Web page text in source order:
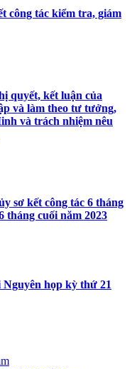
công tác kiểm tra, giám
quyết, kết luận của
và làm theo tư tưởng,
và trách nhiệm nêu
sơ kết công tác 6 tháng
tháng cuối năm 2023
họp kỳ thứ 21